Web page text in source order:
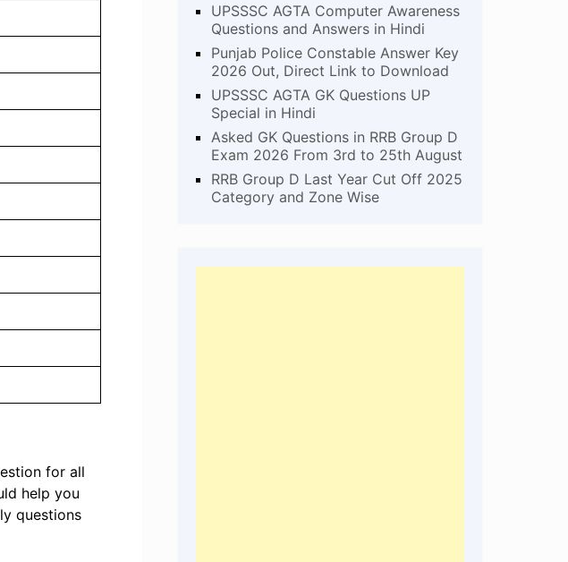
for all
help you
questions
UPSSSC AGTA Computer Awareness
Questions and Answers in Hindi
Punjab Police Constable Answer Key
2026 Out, Direct Link to Download
UPSSSC AGTA GK Questions UP
Special in Hindi
Asked GK Questions in RRB Group D
Exam 2026 From 3rd to 25th August
RRB Group D Last Year Cut Off 2025
Category and Zone Wise